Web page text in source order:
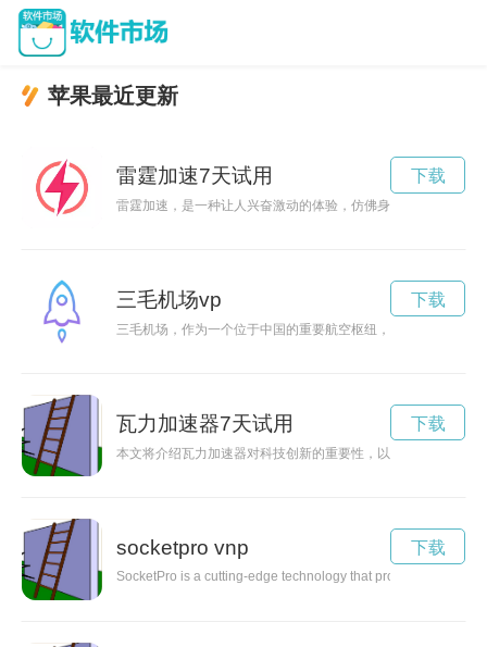
苹果最近更新
雷霆加速7天试用
雷霆加速，是一种让人兴奋激动的体验，仿佛身体被注入了强
下载
三毛机场vp
三毛机场，作为一个位于中国的重要航空枢纽，以其优越的地
下载
瓦力加速器7天试用
本文将介绍瓦力加速器对科技创新的重要性，以及其在不同领
下载
socketpro vnp
SocketPro is a cutting-edge technology that provides
下载